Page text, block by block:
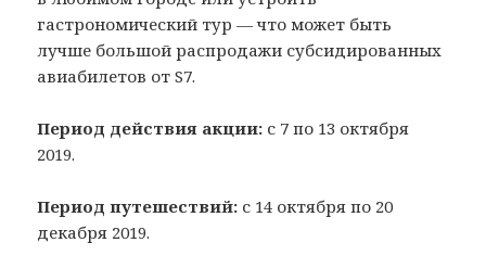
гастрономический тур — что может быть
лучше большой распродажи субсидированных
авиабилетов от S7.
Период действия акции: с 7 по 13 октября
2019.
Период путешествий: с 14 октября по 20
декабря 2019.